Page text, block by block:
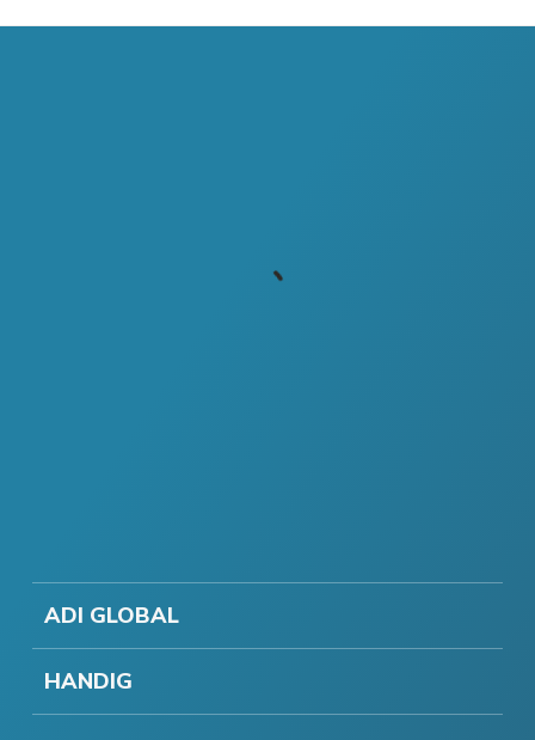
ADI GLOBAL
HANDIG